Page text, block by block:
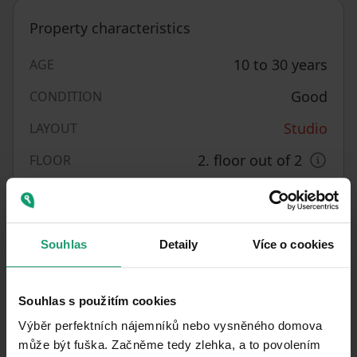
Souhlas Detaily Více o cookies
Souhlas s použitím cookies
Výběr perfektních nájemníků nebo vysněného domova
může být fuška. Začněme tedy zlehka, a to povolením
Property characteristics
AGE 10 to 30 years
CONDITION Good
LAYOUT Studio
FLOOR 2. floor out of 2
HEATING Central
OWNERSHIP Personal
CONSTRUCTION
Brick